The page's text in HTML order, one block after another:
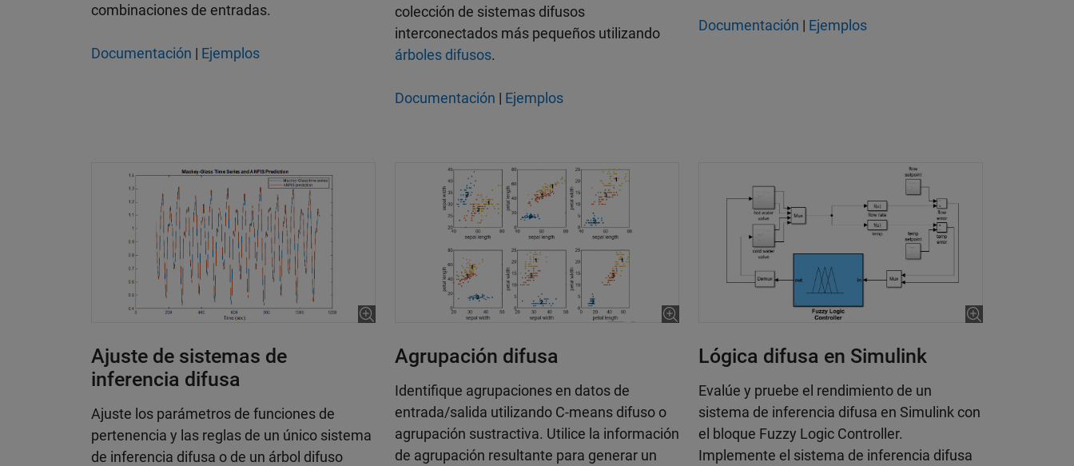
combinaciones de entradas.
Documentación | Ejemplos
colección de sistemas difusos
interconectados más pequeños utilizando
árboles difusos.
Documentación | Ejemplos
Documentación | Ejemplos
Ajuste de sistemas de
inferencia difusa
Ajuste los parámetros de funciones de
pertenencia y las reglas de un único sistema
de inferencia difusa o de un árbol difuso
Agrupación difusa
Identifique agrupaciones en datos de
entrada/salida utilizando C-means difuso o
agrupación sustractiva. Utilice la información
de agrupación resultante para generar un
Lógica difusa en Simulink
Evalúe y pruebe el rendimiento de un
sistema de inferencia difusa en Simulink con
el bloque Fuzzy Logic Controller.
Implemente el sistema de inferencia difusa